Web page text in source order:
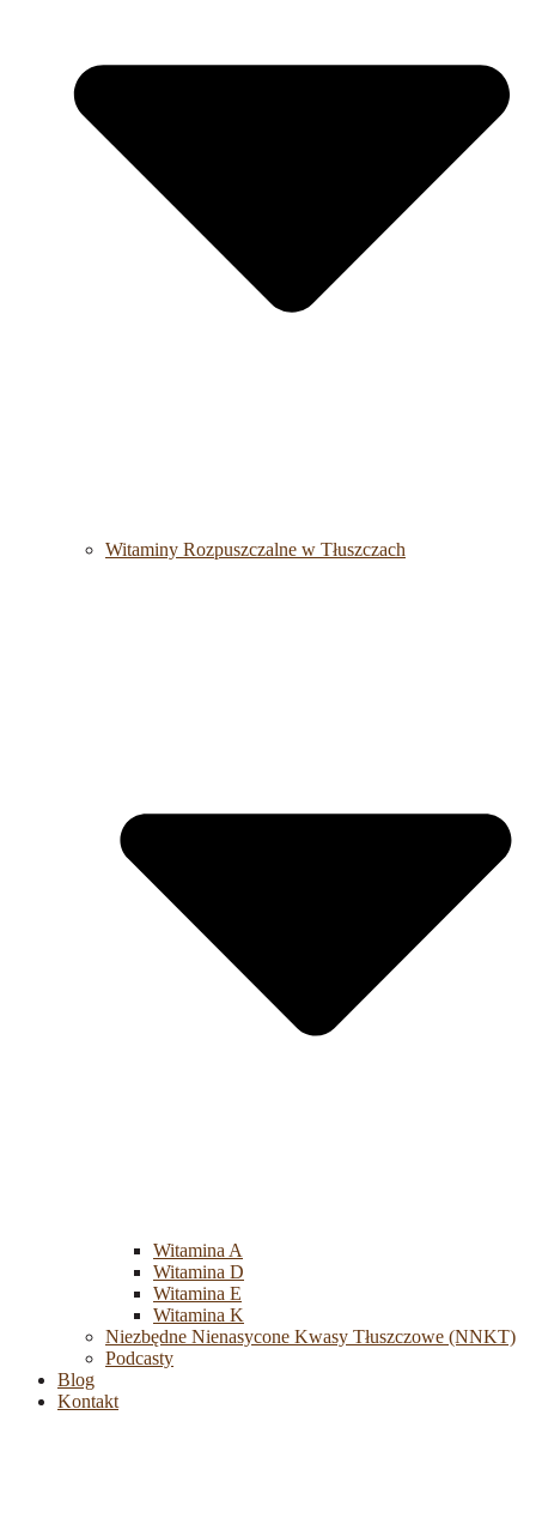
Witaminy Rozpuszczalne w Tłuszczach
Witamina A
Witamina D
Witamina E
Witamina K
Niezbędne Nienasycone Kwasy Tłuszczowe (NNKT)
Podcasty
Blog
Kontakt